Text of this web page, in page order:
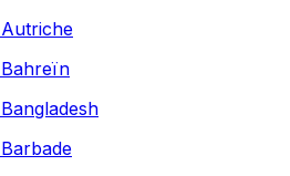
Autriche
Bahreïn
Bangladesh
Barbade